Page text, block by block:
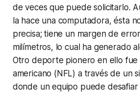
de veces que puede solicitarlo.
la hace una computadora, ésta
precisa; tiene un margen de
milímetros, lo cual ha generado
Otro deporte pionero en ello
americano (NFL) a través de un
donde un equipo puede desafiar